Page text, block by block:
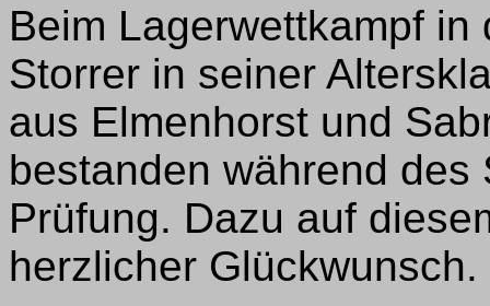
Beim Lagerwettkampf
Storrer in seiner
aus Elmenhorst und
bestanden während
Prüfung. Dazu auf
herzlicher Glückwunsch.